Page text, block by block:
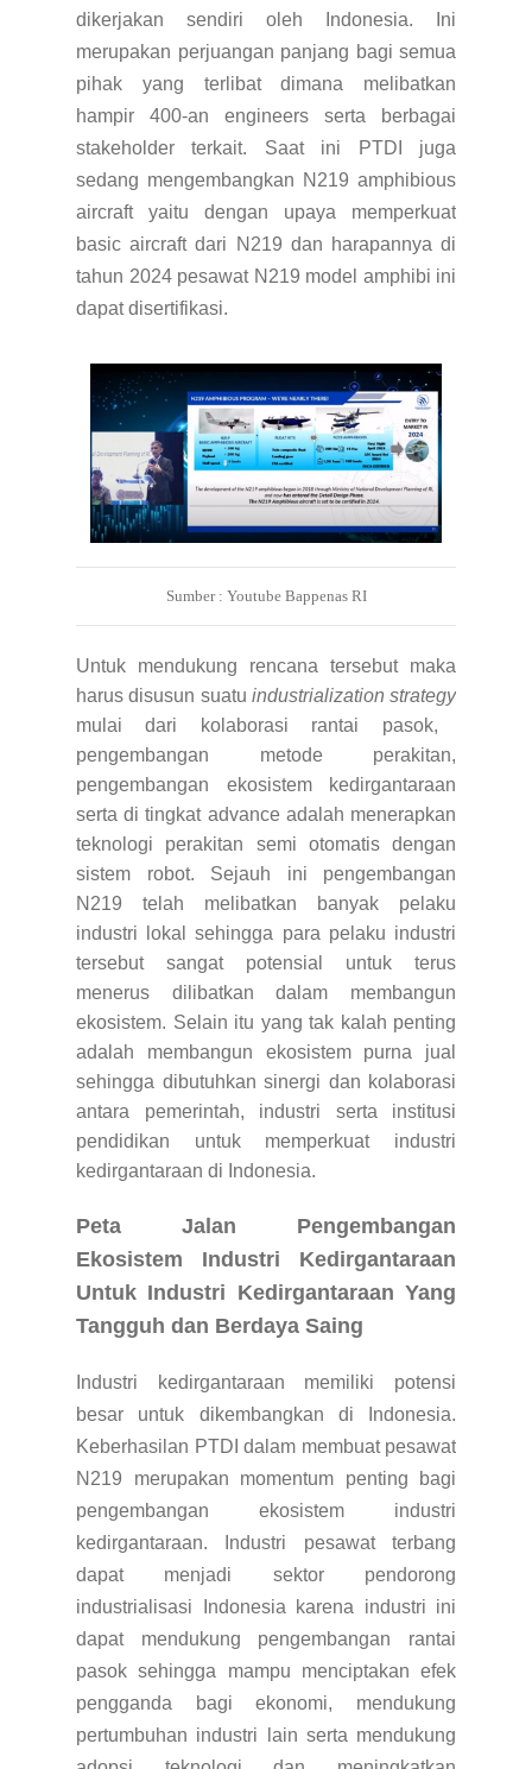
dikerjakan sendiri oleh Indonesia. Ini
merupakan perjuangan panjang bagi semua
pihak yang terlibat dimana melibatkan
hampir 400-an engineers serta berbagai
stakeholder terkait. Saat ini PTDI juga
sedang mengembangkan N219 amphibious
aircraft yaitu dengan upaya memperkuat
basic aircraft dari N219 dan harapannya di
tahun 2024 pesawat N219 model amphibi ini
dapat disertifikasi.
Sumber : Youtube Bappenas RI
Untuk mendukung rencana tersebut maka
harus disusun suatu industrialization strategy
mulai dari kolaborasi rantai pasok,
pengembangan metode perakitan,
pengembangan ekosistem kedirgantaraan
serta di tingkat advance adalah menerapkan
teknologi perakitan semi otomatis dengan
sistem robot. Sejauh ini pengembangan
N219 telah melibatkan banyak pelaku
industri lokal sehingga para pelaku industri
tersebut sangat potensial untuk terus
menerus dilibatkan dalam membangun
ekosistem. Selain itu yang tak kalah penting
adalah membangun ekosistem purna jual
sehingga dibutuhkan sinergi dan kolaborasi
antara pemerintah, industri serta institusi
pendidikan untuk memperkuat industri
kedirgantaraan di Indonesia.
Peta Jalan Pengembangan
Ekosistem Industri Kedirgantaraan
Untuk Industri Kedirgantaraan Yang
Tangguh dan Berdaya Saing
Industri kedirgantaraan memiliki potensi
besar untuk dikembangkan di Indonesia.
Keberhasilan PTDI dalam membuat pesawat
N219 merupakan momentum penting bagi
pengembangan ekosistem industri
kedirgantaraan. Industri pesawat terbang
dapat menjadi sektor pendorong
industrialisasi Indonesia karena industri ini
dapat mendukung pengembangan rantai
pasok sehingga mampu menciptakan efek
pengganda bagi ekonomi, mendukung
pertumbuhan industri lain serta mendukung